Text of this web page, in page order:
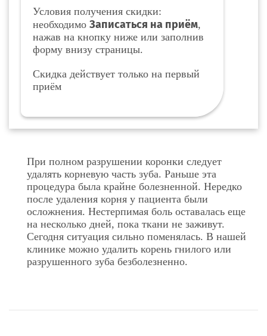
Условия получения скидки:
необходимо Записаться на приём,
нажав на кнопку ниже или заполнив
форму внизу страницы.
Скидка действует только на первый
приём
При полном разрушении коронки следует
удалять корневую часть зуба. Раньше эта
процедура была крайне болезненной. Нередко
после удаления корня у пациента были
осложнения. Нестерпимая боль оставалась еще
на несколько дней, пока ткани не заживут.
Сегодня ситуация сильно поменялась. В нашей
клинике можно удалить корень гнилого или
разрушенного зуба безболезненно.